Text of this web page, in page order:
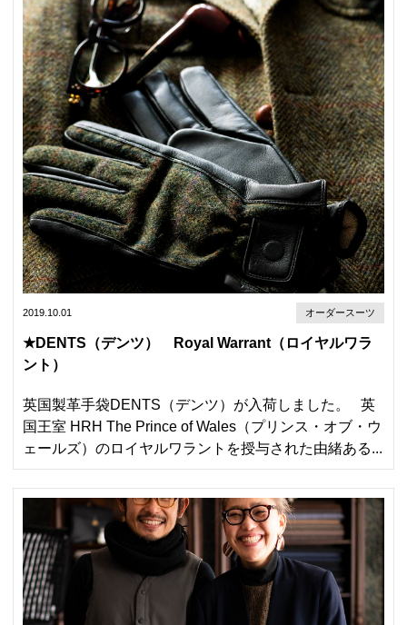
2019.10.01 オーダースーツ
★DENTS（デンツ） Royal Warrant（ロイヤルワラ
ント）
英国製革手袋DENTS（デンツ）が入荷しました。 英
国王室 HRH The Prince of Wales（プリンス・オブ・ウ
ェールズ）のロイヤルワラントを授与された由緒ある...